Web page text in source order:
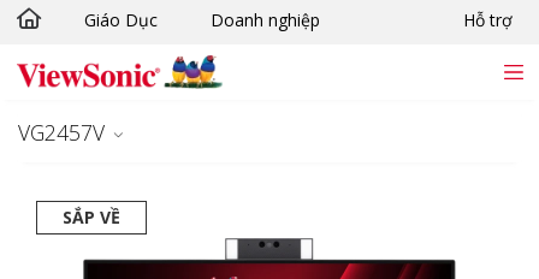
Chuyển đến nội dung chính
Giáo Dục Doanh nghiệp Hỗ trợ
VG2457V
SẮP VỀ